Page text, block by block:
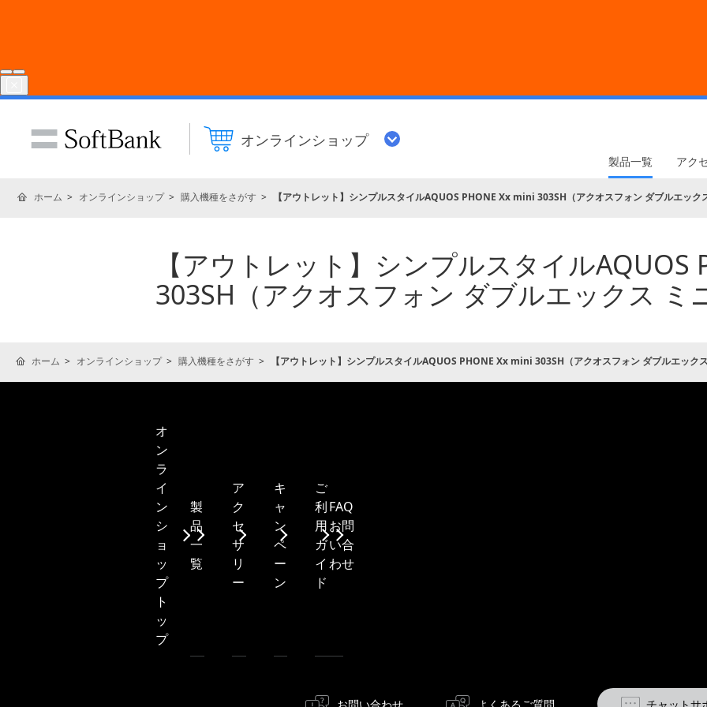
オンラインショップ
製品一覧 アク
ホーム オンラインショップ 購入機種をさがす 【アウトレット】シンプルスタイルAQUOS PHONE Xx mini 303SH（アクオスフォン ダブルエック
【アウトレット】シンプルスタイルAQUOS
303SH（アクオスフォン ダブルエックス ミ
ホーム オンラインショップ 購入機種をさがす 【アウトレット】シンプルスタイルAQUOS PHONE Xx mini 303SH（アクオスフォン ダブルエックス
オ
ン
ラ
イ
ン
シ
ョ
ッ
プ
ト
ッ
プ
製
品
一
覧
ア
ク
セ
サ
リ
ー
キ
ャ
ン
ペ
ー
ン
ご
利
用
ガ
イ
ド
FAQ・
お問
い合
わせ